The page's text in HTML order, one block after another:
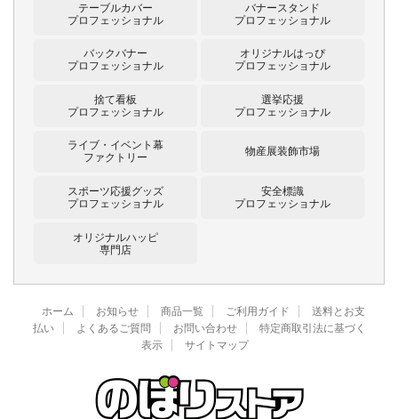
テーブルカバー
プロフェッショナル
バナースタンド
プロフェッショナル
バックバナー
プロフェッショナル
オリジナルはっぴ
プロフェッショナル
捨て看板
プロフェッショナル
選挙応援
プロフェッショナル
ライブ・イベント幕
ファクトリー
物産展装飾市場
スポーツ応援グッズ
プロフェッショナル
安全標識
プロフェッショナル
オリジナルハッピ
専門店
ホーム お知らせ 商品一覧 ご利用ガイド
送料とお支
払い
よくあるご質問 お問い合わせ
特定商取引法に基づく
表示
サイトマップ